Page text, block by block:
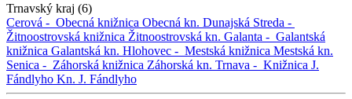
Trnavský kraj (6)
Cerová - Obecná knižnica Obecná kn. Dunajská Streda -
Žitnoostrovská knižnica Žitnoostrovská kn. Galanta - Galantská
knižnica Galantská kn. Hlohovec - Mestská knižnica Mestská kn.
Senica - Záhorská knižnica Záhorská kn. Trnava - Knižnica J.
Fándlyho Kn. J. Fándlyho